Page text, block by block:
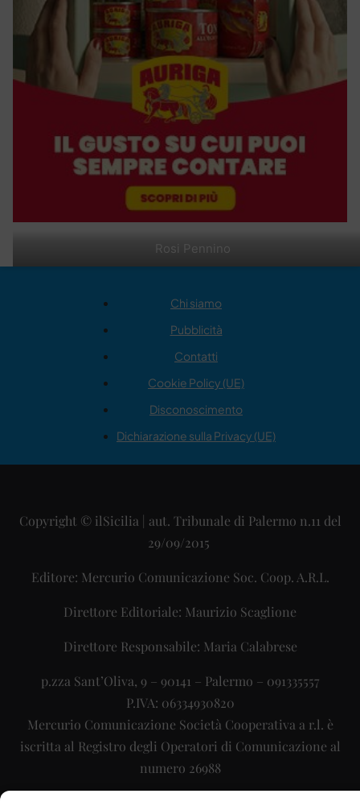
Rosi Pennino
Chi siamo
Pubblicità
Contatti
Cookie Policy (UE)
Disconoscimento
Dichiarazione sulla Privacy (UE)
Copyright © ilSicilia | aut. Tribunale di Palermo n.11 del
29/09/2015
Editore: Mercurio Comunicazione Soc. Coop. A.R.L.
Direttore Editoriale: Maurizio Scaglione
Direttore Responsabile: Maria Calabrese
p.zza Sant’Oliva, 9 – 90141 – Palermo – 091335557
P.IVA: 06334930820
Mercurio Comunicazione Società Cooperativa a r.l. è
iscritta al Registro degli Operatori di Comunicazione al
numero 26988